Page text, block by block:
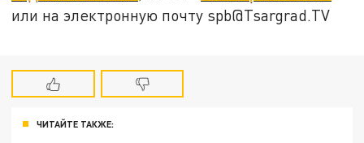
или на электронную почту spb@Tsargrad.TV
ЧИТАЙТЕ ТАКЖЕ: